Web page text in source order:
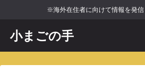
ツ
へ
※海外在住者に向けて情報を発
小まごの手